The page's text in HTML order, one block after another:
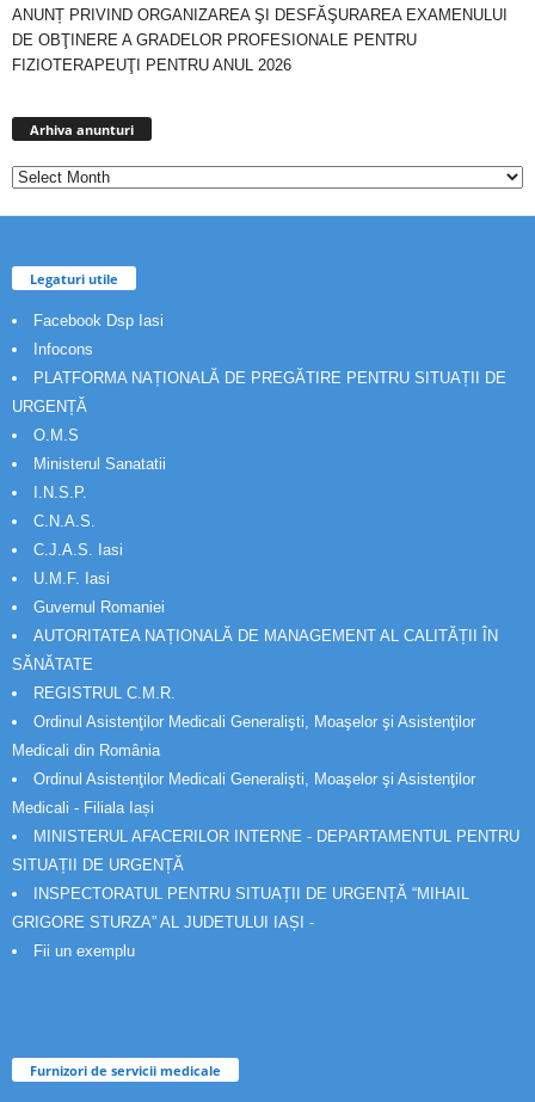
ANUNȚ PRIVIND ORGANIZAREA ŞI DESFĂŞURAREA EXAMENULUI
DE OBŢINERE A GRADELOR PROFESIONALE PENTRU
FIZIOTERAPEUŢI PENTRU ANUL 2026
Arhiva anunturi
Legaturi utile
Facebook Dsp Iasi
Infocons
PLATFORMA NAȚIONALĂ DE PREGĂTIRE PENTRU SITUAȚII DE
URGENȚĂ
O.M.S
Ministerul Sanatatii
I.N.S.P.
C.N.A.S.
C.J.A.S. Iasi
U.M.F. Iasi
Guvernul Romaniei
AUTORITATEA NAȚIONALĂ DE MANAGEMENT AL CALITĂȚII ÎN
SĂNĂTATE
REGISTRUL C.M.R.
Ordinul Asistenţilor Medicali Generalişti, Moaşelor şi Asistenţilor
Medicali din România
Ordinul Asistenţilor Medicali Generalişti, Moaşelor şi Asistenţilor
Medicali - Filiala Iași
MINISTERUL AFACERILOR INTERNE - DEPARTAMENTUL PENTRU
SITUAȚII DE URGENȚĂ
INSPECTORATUL PENTRU SITUAȚII DE URGENȚĂ “MIHAIL
GRIGORE STURZA” AL JUDETULUI IAȘI -
Fii un exemplu
Furnizori de servicii medicale